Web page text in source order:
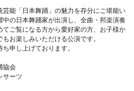
芸能「日本舞踊」の魅力を存分にご堪能い
中の日本舞踊家が出演し、全曲・邦楽演奏
ご覧になる方から愛好家の方、お子様か
お楽しみいただける公演です。
申し上げております。
協会
サーツ